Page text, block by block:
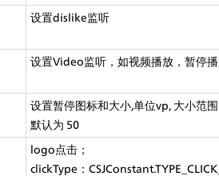
设置dislike监听
设置Video监听，如视频播放，暂停
设置暂停图标和大小,单位vp, 大小范
默认为 50
logo点击；
clickType：